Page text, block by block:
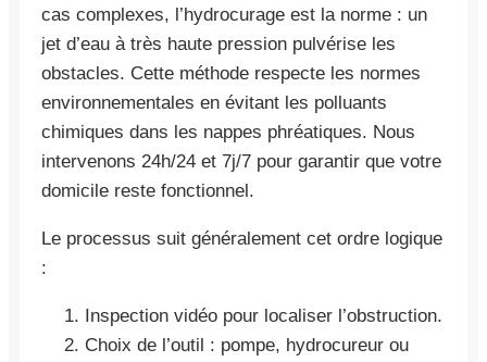
cas complexes, l’hydrocurage est la norme : un
jet d’eau à très haute pression pulvérise les
obstacles. Cette méthode respecte les normes
environnementales en évitant les polluants
chimiques dans les nappes phréatiques. Nous
intervenons 24h/24 et 7j/7 pour garantir que votre
domicile reste fonctionnel.
Le processus suit généralement cet ordre logique
:
Inspection vidéo pour localiser l’obstruction.
Choix de l’outil : pompe, hydrocureur ou